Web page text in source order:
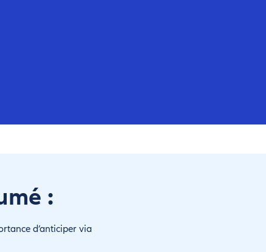
:
d’anticiper via